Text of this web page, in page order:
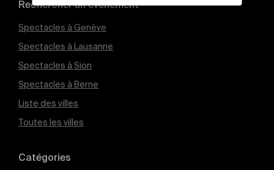
Rechercher un évènement
Spectacles à Genève
Spectacles à Lausanne
Spectacles à Sion
Spectacles à Berne
Liste des villes
Toutes les villes
Catégories